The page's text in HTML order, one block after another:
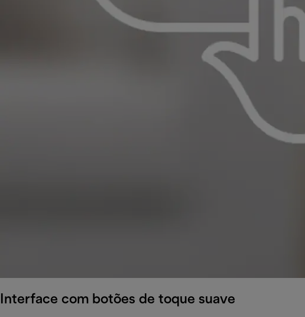
Interface com botões de toque suave